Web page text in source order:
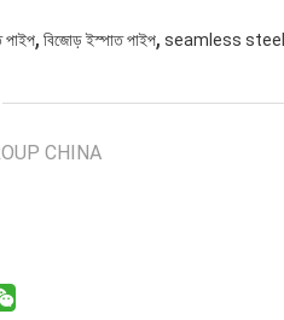
পাইপ, বিজোড় ইস্পাত পাইপ, seamless
CHINA